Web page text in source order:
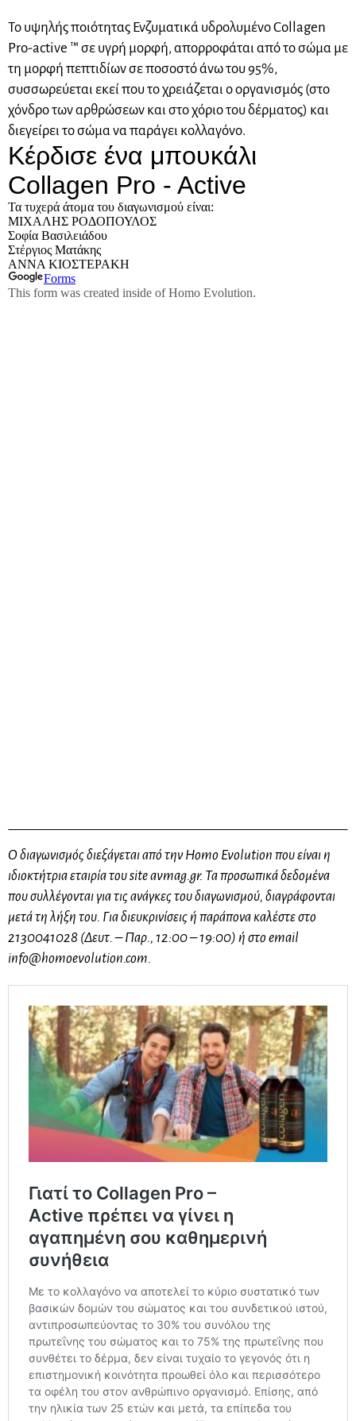
Το υψηλής ποιότητας Ενζυματικά υδρολυμένο Collagen
Pro-active ™ σε υγρή μορφή, απορροφάται από το σώμα με
τη μορφή πεπτιδίων σε ποσοστό άνω του 95%,
συσσωρεύεται εκεί που το χρειάζεται ο οργανισμός (στο
χόνδρο των αρθρώσεων και στο χόριο του δέρματος) και
διεγείρει το σώμα να παράγει κολλαγόνο.
Ο διαγωνισμός διεξάγεται από την Homo Evolution που είναι η
ιδιοκτήτρια εταιρία του site avmag.gr. Τα προσωπικά δεδομένα
που συλλέγονται για τις ανάγκες του διαγωνισμού, διαγράφονται
μετά τη λήξη του. Για διευκρινίσεις ή παράπονα καλέστε στο
2130041028 (Δευτ. – Παρ., 12:00 – 19:00) ή στο email
info@homoevolution.com.